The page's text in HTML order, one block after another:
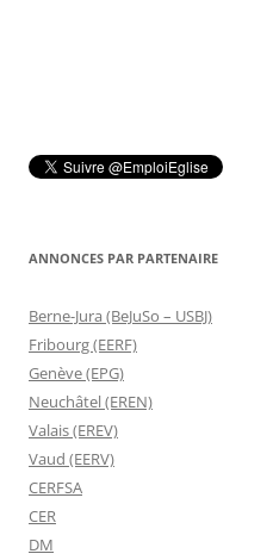
ANNONCES PAR PARTENAIRE
Berne-Jura (BeJuSo – USBJ)
Fribourg (EERF)
Genève (EPG)
Neuchâtel (EREN)
Valais (EREV)
Vaud (EERV)
CERFSA
CER
DM